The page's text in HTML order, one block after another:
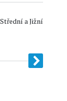
a Jižní